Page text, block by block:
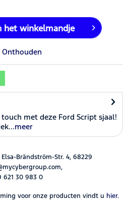
het winkelmandje
Onthouden
met deze Ford Script sjaal!
meer
Brändström-Str. 4, 68229
621 30 983 0
voor onze producten vindt u hier.